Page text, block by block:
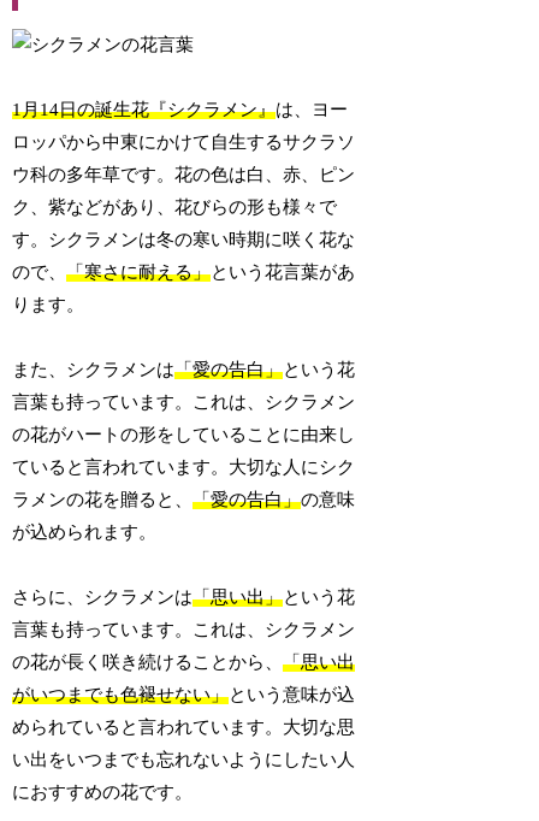
1月14日の誕生花『シクラメン』は、ヨー
ロッパから中東にかけて自生するサクラソ
ウ科の多年草です。花の色は白、赤、ピン
ク、紫などがあり、花びらの形も様々で
す。シクラメンは冬の寒い時期に咲く花な
ので、「寒さに耐える」という花言葉があ
ります。
また、シクラメンは「愛の告白」という花
言葉も持っています。これは、シクラメン
の花がハートの形をしていることに由来し
ていると言われています。大切な人にシク
ラメンの花を贈ると、「愛の告白」の意味
が込められます。
さらに、シクラメンは「思い出」という花
言葉も持っています。これは、シクラメン
の花が長く咲き続けることから、「思い出
がいつまでも色褪せない」という意味が込
められていると言われています。大切な思
い出をいつまでも忘れないようにしたい人
におすすめの花です。